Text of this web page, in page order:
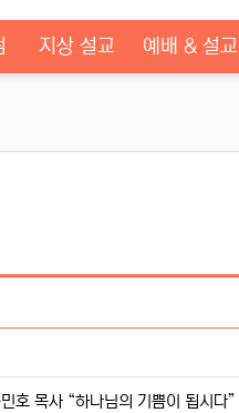
지상 설교 예배 & 설교
호 목사 “하나님의 기쁨이 됩시다”